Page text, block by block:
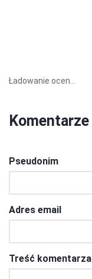
Ładowanie ocen...
Komentarze
Pseudonim
Adres email
Treść komentarza